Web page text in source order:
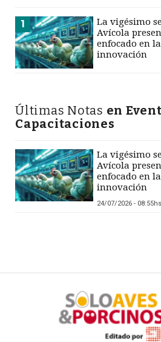
1
La vigésimo
Avícola
enfocado en
innovación
Últimas Notas en
Capacitaciones
La vigésimo
Avícola
enfocado en
innovación
24/07/2026 - 08:55hs.